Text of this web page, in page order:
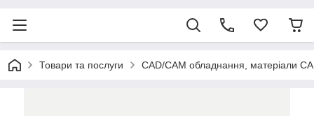
Товари та послуги CAD/CAM обладнання, матеріали